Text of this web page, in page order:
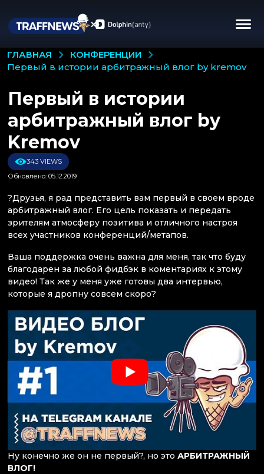
ГЛАВНАЯ
КОНФЕРЕНЦИИ
первый в истории арбитражный влог by kremov
Первый в истории
арбитражный влог by
Kremov
343 VIEWS
Обновлено: 05.12.2019
?Друзья, я рад представить вам первый в своем вроде
арбитражный влог. Его цель показать и передать
зрителям атмосферу позитива и отличного настроя
всех участников конференций/метапов.
Ваша поддержка очень важна для меня, так что буду
благодарен за любой фидбэк в коментариях к этому
видео! Так же у меня уже готовы два интервью,
которые я дропну совсем скоро?
Ну конечно же он не первый?, но это АРБИТРАЖНЫЙ
ВЛОГ!